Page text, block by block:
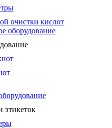
очистки кислот
оборудование
этикеток